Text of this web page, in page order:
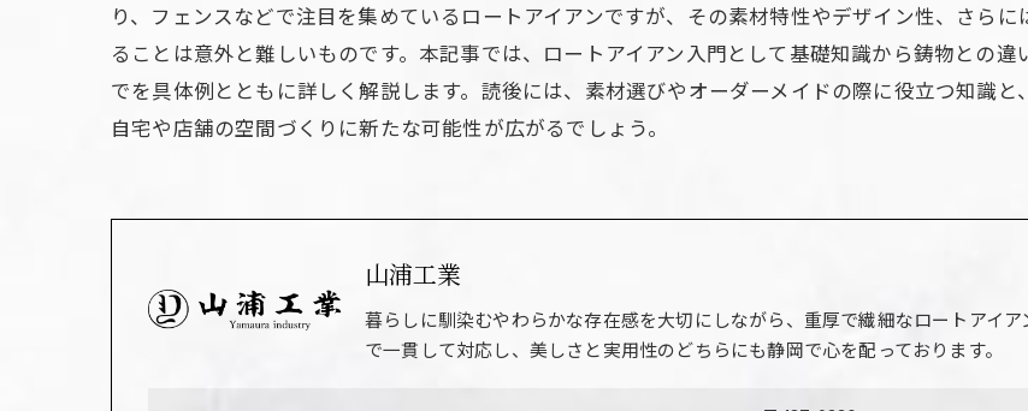
り、フェンスなどで注目を集めているロートアイアンですが、その素材特性やデザイン性、さら
ることは意外と難しいものです。本記事では、ロートアイアン入門として基礎知識から鋳物との
でを具体例とともに詳しく解説します。読後には、素材選びやオーダーメイドの際に役立つ知識と
自宅や店舗の空間づくりに新たな可能性が広がるでしょう。
山浦工業
暮らしに馴染むやわらかな存在感を大切にしながら、重厚で繊細なロートアイ
で一貫して対応し、美しさと実用性のどちらにも静岡で心を配っております。